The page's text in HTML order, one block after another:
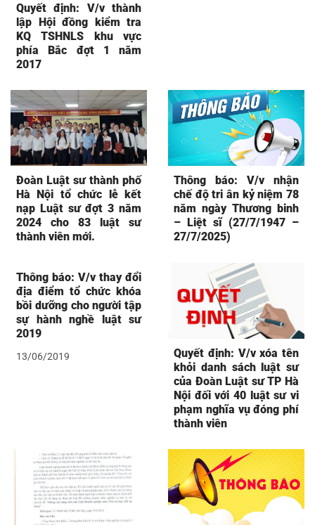
Quyết định: V/v thành
lập Hội đồng kiểm tra
KQ TSHNLS khu vực
phía Bắc đợt 1 năm
2017
Đoàn Luật sư thành phố
Hà Nội tổ chức lễ kết
nạp Luật sư đợt 3 năm
2024 cho 83 luật sư
thành viên mới.
Thông báo: V/v nhận
chế độ tri ân kỷ niệm 78
năm ngày Thương binh
– Liệt sĩ (27/7/1947 –
27/7/2025)
Thông báo: V/v thay đổi
địa điểm tổ chức khóa
bồi dưỡng cho người tập
sự hành nghề luật sư
2019
13/06/2019
Quyết định: V/v xóa tên
khỏi danh sách luật sư
của Đoàn Luật sư TP Hà
Nội đối với 40 luật sư vi
phạm nghĩa vụ đóng phí
thành viên